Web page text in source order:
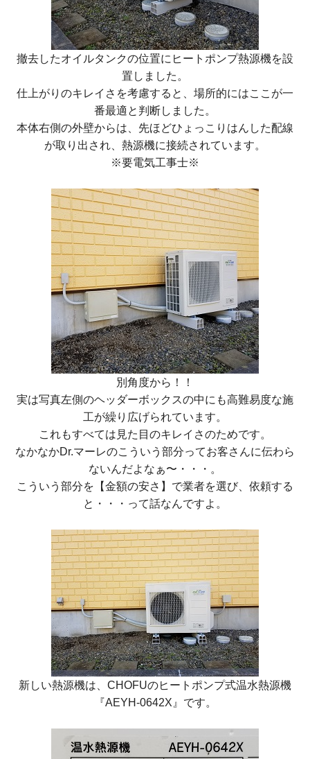
撤去したオイルタンクの位置にヒートポンプ熱源機を設
置しました。
仕上がりのキレイさを考慮すると、場所的にはここが一
番最適と判断しました。
本体右側の外壁からは、先ほどひょっこりはんした配線
が取り出され、熱源機に接続されています。
※要電気工事士※
別角度から！！
実は写真左側のヘッダーボックスの中にも高難易度な施
工が繰り広げられています。
これもすべては見た目のキレイさのためです。
なかなかDr.マーレのこういう部分ってお客さんに伝わら
ないんだよなぁ〜・・・。
こういう部分を【金額の安さ】で業者を選び、依頼する
と・・・って話なんですよ。
新しい熱源機は、CHOFUのヒートポンプ式温水熱源機
『AEYH-0642X』です。